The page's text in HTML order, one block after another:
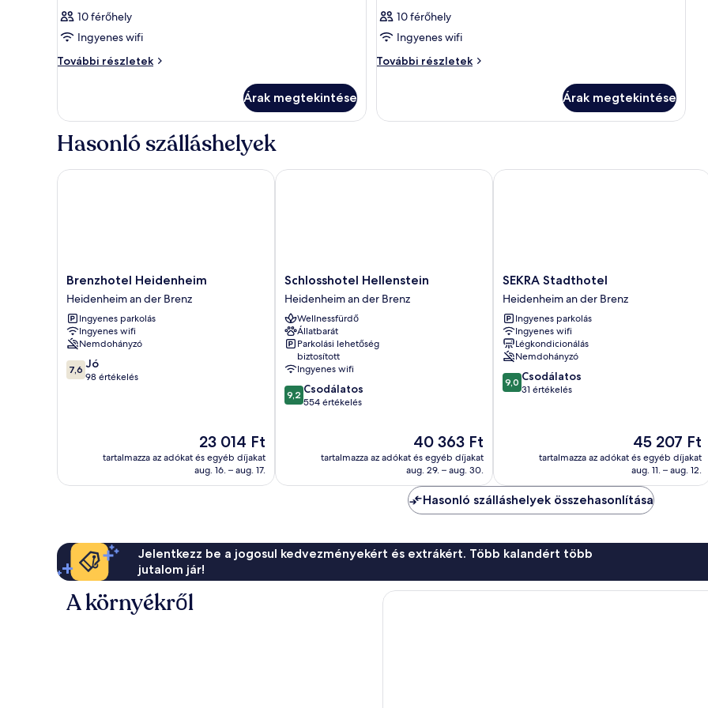
10 férőhely
Ingyenes wifi
További részletek
Szoba
Árak megtekintése
10 férőhely
Ingyenes wifi
További részletek
Szoba
Árak megtekintése
Hasonló szálláshelyek
Brenzhotel
Heidenheim
Heidenheim
an
der
Brenz
Brenzhotel Heidenheim
Heidenheim an der Brenz
Ingyenes parkolás
Ingyenes wifi
Nemdohányzó
7.6
ennyiből:
7,6 Jó
98 értékelés
Az
ár
23 014 Ft
23 014 Ft
tartalmazza az adókat és egyéb díjakat
aug. 16. – aug. 17.
Brenzhotel Heidenheim
Schlosshotel
Hellenstein
Heidenheim
an
der
Brenz
Schlosshotel Hellenstein
Heidenheim an der Brenz
Wellnessfürdő
Állatbarát
Parkolási lehetőség
biztosított
Ingyenes wifi
9.2
ennyiből:
értékelés
9,2 Csodálatos
554 értékelés
Az
ár
40 363 Ft
40 363 Ft
tartalmazza az adókat és egyéb díjakat
aug. 29. – aug. 30.
Schlosshotel Hellenstein
SEKRA
Stadthotel
Heidenheim
an
der
Brenz
SEKRA Stadthotel
Heidenheim an der Brenz
Ingyenes parkolás
Ingyenes wifi
Légkondicionálás
Nemdohányzó
9.0
ennyiből:
9,0 Csodálatos
31 értékelés
Az
ár
45 207 Ft
45 207 Ft
tartalmazza az adókat és egyéb díjakat
aug. 11. – aug. 12.
SEKRA Stadthotel
Hasonló szálláshelyek összehasonlítása
Jelentkezz be a jogosul kedvezményekért és extrákért. Több kalandért több
jutalom jár!
A környékről